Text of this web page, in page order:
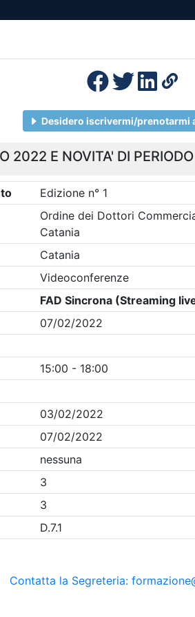
qui - espandi la sezione dei
- Eventi in programma dal